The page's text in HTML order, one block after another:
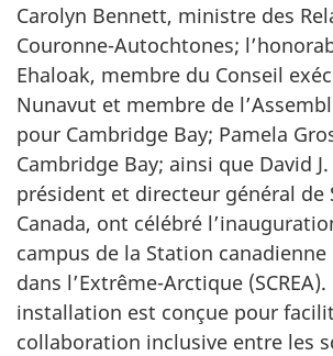
Carolyn Bennett, ministre des
Couronne-Autochtones;
Ehaloak, membre du Conseil
Nunavut et membre de
pour Cambridge Bay; Pamela
Cambridge Bay; ainsi que David
président et directeur général de
Canada, ont célébré
campus de la Station canadienne
dans l’Extrême-Arctique
installation est conçue pour
collaboration inclusive entre les